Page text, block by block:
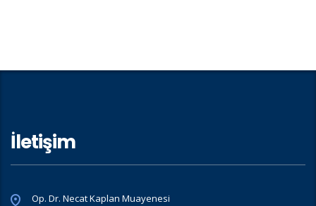
İletişim
Op. Dr. Necat Kaplan Muayenesi